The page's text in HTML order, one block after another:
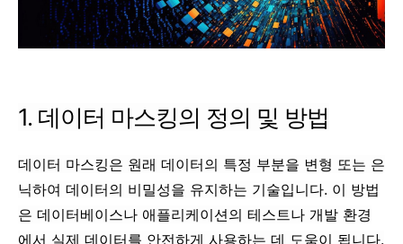
1. 데이터 마스킹의 정의 및 방법
데이터 마스킹은 원래 데이터의 특정 부분을 변형 또는 은
닉하여 데이터의 비밀성을 유지하는 기술입니다. 이 방법
은 데이터베이스나 애플리케이션의 테스트나 개발 환경
에서 실제 데이터를 안전하게 사용하는 데 도움이 됩니다.